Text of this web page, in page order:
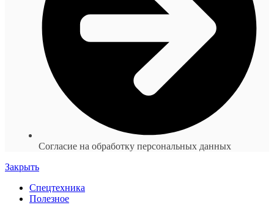
Согласие на обработку персональных данных
Закрыть
Спецтехника
Полезное